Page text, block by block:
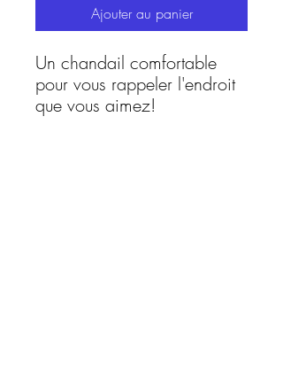
Ajouter au panier
Un chandail comfortable
pour vous rappeler l'endroit
que vous aimez!